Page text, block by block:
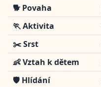
🐕 Povaha
🏃 Aktivita
✂️ Srst
👶 Vztah k dětem
🛡️ Hlídání